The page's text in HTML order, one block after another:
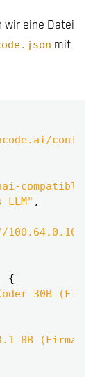
wir eine Datei
mit
compatible"
,
{
30B
8B (Firma)"